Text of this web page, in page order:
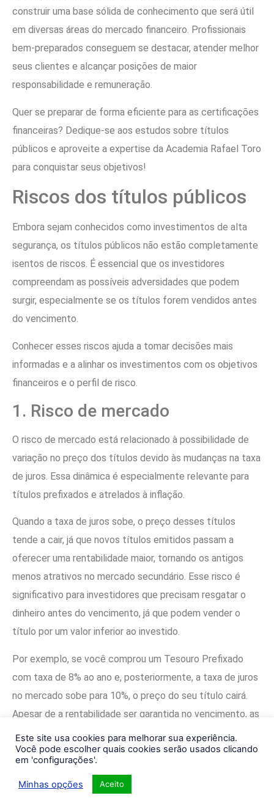
construir uma base sólida de conhecimento que será útil
em diversas áreas do mercado financeiro. Profissionais
bem-preparados conseguem se destacar, atender melhor
seus clientes e alcançar posições de maior
responsabilidade e remuneração.
Quer se preparar de forma eficiente para as certificações
financeiras? Dedique-se aos estudos sobre títulos
públicos e aproveite a expertise da Academia Rafael Toro
para conquistar seus objetivos!
Riscos dos títulos públicos
Embora sejam conhecidos como investimentos de alta
segurança, os títulos públicos não estão completamente
isentos de riscos. É essencial que os investidores
compreendam as possíveis adversidades que podem
surgir, especialmente se os títulos forem vendidos antes
do vencimento.
Conhecer esses riscos ajuda a tomar decisões mais
informadas e a alinhar os investimentos com os objetivos
financeiros e o perfil de risco.
1. Risco de mercado
O risco de mercado está relacionado à possibilidade de
variação no preço dos títulos devido às mudanças na taxa
de juros. Essa dinâmica é especialmente relevante para
títulos prefixados e atrelados à inflação.
Quando a taxa de juros sobe, o preço desses títulos
tende a cair, já que novos títulos emitidos passam a
oferecer uma rentabilidade maior, tornando os antigos
menos atrativos no mercado secundário. Esse risco é
significativo para investidores que precisam resgatar o
dinheiro antes do vencimento, já que podem vender o
título por um valor inferior ao investido.
Por exemplo, se você comprou um Tesouro Prefixado
com taxa de 8% ao ano e, posteriormente, a taxa de juros
no mercado sobe para 10%, o preço do seu título cairá.
Apesar de a rentabilidade ser garantida no vencimento, as
oscilações de preço no curto prazo podem gerar perdas
em caso de venda antecipada.
2. Risco de liquidez
Este site usa cookies para melhorar sua experiência.
Você pode escolher quais cookies serão usados clicando
em 'configurações'.
Minhas opções Aceito